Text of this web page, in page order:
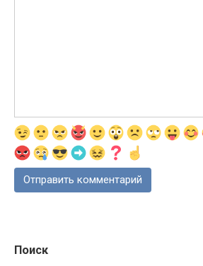
Поиск